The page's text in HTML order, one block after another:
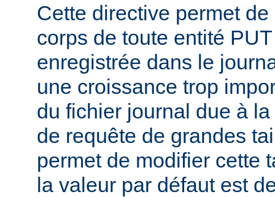
Cette directive permet
corps de toute entité
enregistrée dans le
une croissance trop
du fichier journal due à
de requête de grandes
permet de modifier cette
la valeur par défaut est